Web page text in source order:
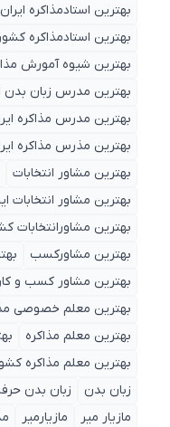
بهترین استادمذاکره ایران
بهترین استادمذاکره کشور
بهترین شیوه آمورش مذاکره
بهترین مدرس زبان بدن ایران
بهترین مدرس مذاکره ایران
بهترین مذرس مذاکره ایران
بهترین مشاور انتخابات
بهترین مشاور انتخابات ایران
بهترین مشاورانتخابات کشور
بهترین مشاورکسب
بهترین
بهترین مشاور کسب و کار
بهترین معلم خصوصی مذاکره
بهترین معلم مذاکره
بهترین
بهترین معلم مذاکره کشور
زبان بدن
زبان بدن حرفه ای
مازیار میر
مازیارمیر مدرس